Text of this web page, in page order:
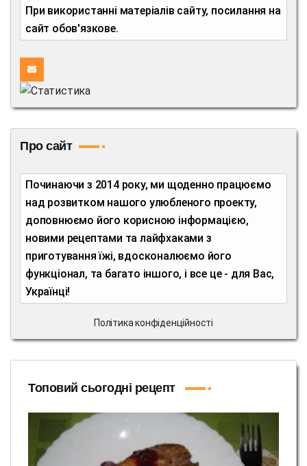
При використанні матеріалів сайту, посилання на
сайт обов'язкове.
Про сайт
Починаючи з 2014 року, ми щоденно працюємо
над розвитком нашого улюбленого проекту,
доповнюємо його корисною інформацією,
новими рецептами та лайфхаками з
приготування їжі, вдосконалюємо його
функціонал, та багато іншого, і все це - для Вас,
Українці!
Політика конфіденційності
Топовий сьогодні рецепт